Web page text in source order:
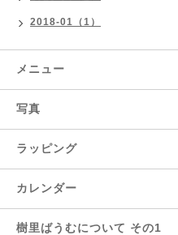
2018-01（1）
メニュー
写真
ラッピング
カレンダー
樹里ばうむについて その1